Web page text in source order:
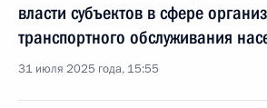
власти субъектов в сфере
транспортного обслуживания
31 июля 2025 года, 15:55